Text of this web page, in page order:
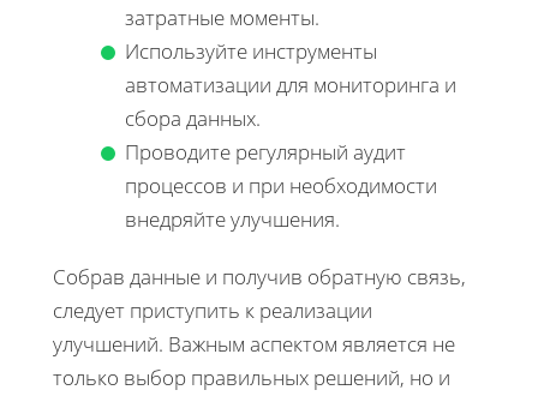
затратные моменты.
Используйте инструменты
автоматизации для мониторинга и
сбора данных.
Проводите регулярный аудит
процессов и при необходимости
внедряйте улучшения.
Собрав данные и получив обратную связь,
следует приступить к реализации
улучшений. Важным аспектом является не
только выбор правильных решений, но и